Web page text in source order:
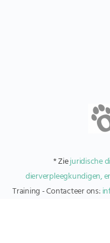
* Ziejuridische
dierverpleegkundigen,
Training - Contacteer ons: